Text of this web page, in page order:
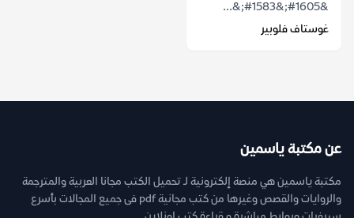
&#1605;&#1583;&...
غوستاف فلوبير
عن مكتبة ياسمين
مكتبة ياسمين هي منصة إلكترونية لـ تحميل الكتب مجانا العربية والمترجمة
والروايات والقصص وغيرها من كتب مجانية pdf فى جميع المجالات بأسرع